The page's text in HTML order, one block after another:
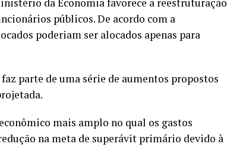
públicos. De acordo com a
poderiam ser alocados apenas para
parte de uma série de aumentos propostos
mais amplo no qual os gastos
na meta de superávit primário devido à